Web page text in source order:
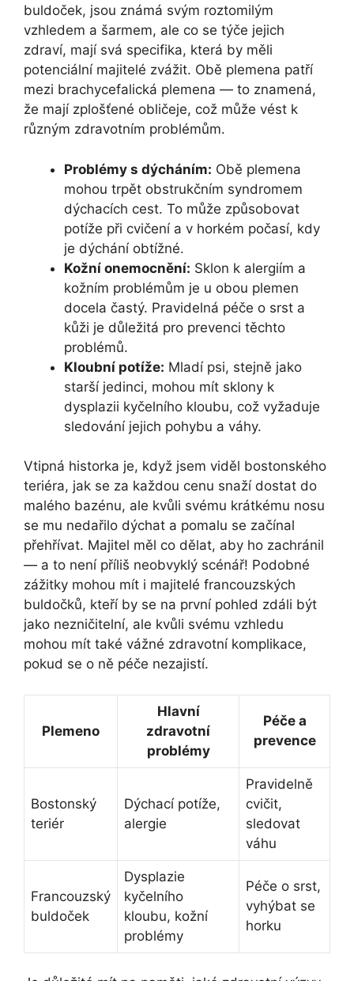
buldoček, jsou ‍známá svým roztomilým
vzhledem a šarmem, ale co se týče jejich
⁤zdraví, mají svá specifika, která by měli
potenciální​ majitelé zvážit. Obě plemena patří
mezi brachycefalická plemena — to znamená,
že mají zplošťené ⁤obličeje, což‌ může vést k
různým zdravotním problémům.
Problémy s dýcháním: Obě plemena
mohou trpět obstrukčním syndromem
dýchacích cest. To může způsobovat
potíže při cvičení a v horkém počasí, kdy
je dýchání obtížné.
Kožní onemocnění: Sklon k alergiím a
kožním problémům je⁢ u obou plemen
docela častý. Pravidelná péče o srst a
kůži⁣ je důležitá pro prevenci⁣ těchto
problémů.
Kloubní potíže: Mladí psi, stejně jako
‌starší jedinci, mohou mít sklony k
dysplazii kyčelního kloubu, což vyžaduje
sledování⁤ jejich pohybu a váhy.
Vtipná⁤ historka je, když jsem viděl bostonského
‌teriéra, jak se za každou cenu snaží dostat do
malého bazénu, ale kvůli⁣ svému krátkému ‍nosu
‍se mu‌ nedařilo dýchat a pomalu se začínal
přehřívat. Majitel měl co dělat, aby ho zachránil
— a to není‌ příliš neobvyklý⁢ scénář! Podobné
zážitky mohou ⁢mít i majitelé francouzských
buldočků, kteří by se na první‌ pohled zdáli být
jako​ nezničitelní, ale kvůli svému vzhledu
mohou mít také vážné zdravotní komplikace,
pokud se o ně péče nezajistí.
Plemeno
Hlavní
zdravotní
problémy
Péče a
prevence
Bostonský
‍teriér
Dýchací potíže, ​
alergie
Pravidelně
cvičit,
sledovat
váhu
Francouzský
buldoček
Dysplazie
kyčelního
⁣kloubu, kožní
problémy
Péče o srst,
vyhýbat se
horku